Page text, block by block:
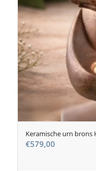
Keramische urn brons
€579,00